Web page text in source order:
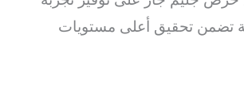
تضمن تحقيق أعلى مستويات